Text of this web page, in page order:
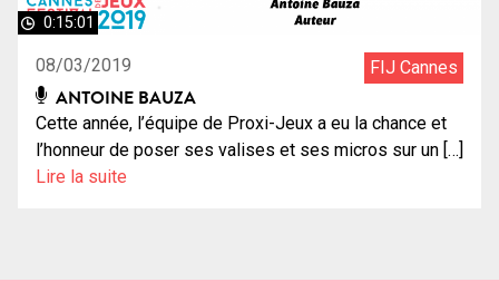
0:15:01
08/03/2019 FIJ Cannes
ANTOINE BAUZA
Cette année, l’équipe de Proxi-Jeux a eu la chance et
l’honneur de poser ses valises et ses micros sur un […]
Lire la suite